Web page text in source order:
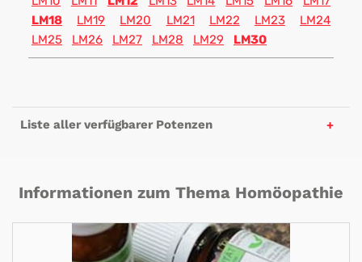
LM18
LM19 LM20 LM21 LM22 LM23
LM24
LM25
LM26 LM27 LM28 LM29 LM30
Liste aller verfügbarer Potenzen
Informationen zum Thema Homöopathie